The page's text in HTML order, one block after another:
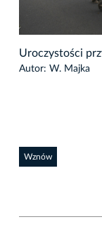
Uroczystości
Autor: W. Majka
Wznów